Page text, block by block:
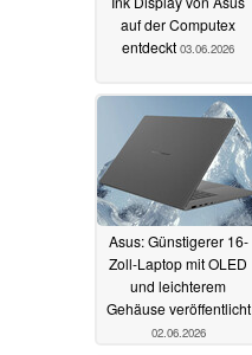
auf der Computex
entdeckt 03.06.2026
Asus: Günstigerer 16-
Zoll-Laptop mit OLED
und leichterem
Gehäuse veröffentlicht
02.06.2026